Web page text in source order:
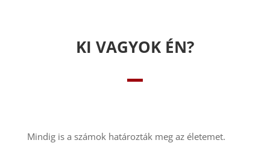
KI VAGYOK ÉN?
Mindig is a számok határozták meg az életemet.